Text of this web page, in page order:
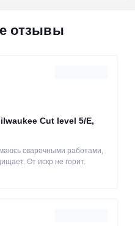
отзывы
Cut level 5/Е,
сварочными работами,
От искр не горит.